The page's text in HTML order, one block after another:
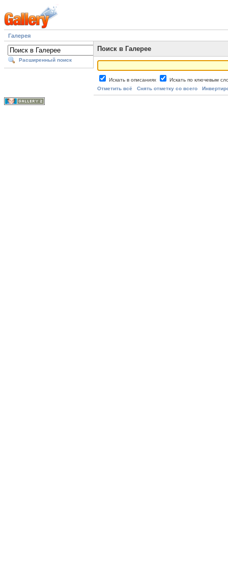
Галерея
Расширенный поиск
Поиск в Галерее
Искать в описаниях
Искать по ключевым
Отметить всё
Снять отметку со всего